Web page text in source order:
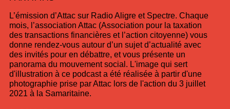
L’émission d’Attac sur Radio Aligre et Spectre. Chaque
mois, l’association Attac (Association pour la taxation
des transactions financières et l’action citoyenne) vous
donne rendez-vous autour d’un sujet d’actualité avec
des invités pour en débattre, et vous présente un
panorama du mouvement social. L'image qui sert
d'illustration à ce podcast a été réalisée à partir d'une
photographie prise par Attac lors de l'action du 3 juillet
2021 à la Samaritaine.